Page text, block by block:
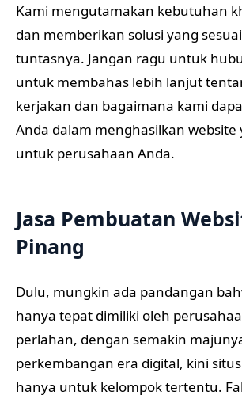
Kami mengutamakan kebutuhan
dan memberikan solusi yang
tuntasnya. Jangan ragu untuk
untuk membahas lebih lanjut
kerjakan dan bagaimana kami
Anda dalam menghasilkan website
untuk perusahaan Anda.
Jasa Pembuatan
Pinang
Dulu, mungkin ada pandangan
hanya tepat dimiliki oleh
perlahan, dengan semakin
perkembangan era digital, kini
hanya untuk kelompok tertentu.